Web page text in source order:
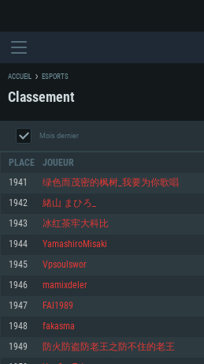
CONFIGURATION
Minimum
OS: Windows 10 (64 bit)
Processeur: Dual-Core 2.2 GHz
Minimum
OS: Mac OS Big Sur 11.0 ou plus récent
Processeur: Core i5, minimum 2.2GHz (Les
pas supportés)
Minimum
OS: Les configurations Linux 64 bits les plus
Processeur: Dual-Core 2.4 GHz
ACCUEIL ESPORTS
Classement
Mois dernier
PLACE JOUEUR
1941 绿色而茂密的枫树_我要为你歌唱
1942 緒山 まひろ_
1943 冰红茶牢大科比
1944 YamashiroMisaki
1945 Vpsoulswor
1946 mamixdeler
1947 FAI1989
1948 fakasma
1949 防火防盗防老王之防不住的老王